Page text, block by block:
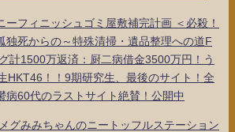
ーフィニッシュゴミ屋敷補完計画 ＜必殺！
独死からの～特殊清掃・遺品整理への道F
計1500万返済：厨二病借金3500万円！う
HKT46！！9期研究生、最後のサイト！全
病60代のラストサイト絶賛！公開中
グみみちゃんのニートッフルステーション